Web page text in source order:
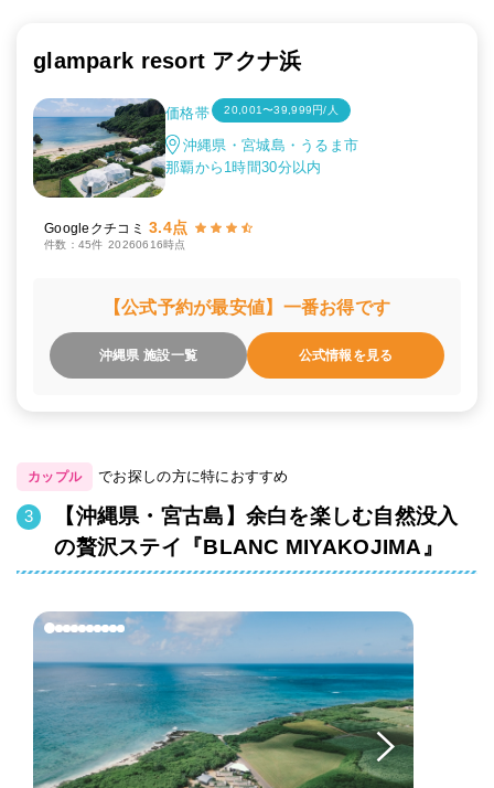
glampark resort アクナ浜
価格帯 20,001〜39,999円/人
沖縄県・宮城島・うるま市
那覇から1時間30分以内
Googleクチコミ 3.4点
件数：45件 20260616時点
【公式予約が最安値】一番お得です
沖縄県 施設一覧 公式情報を見る
カップル でお探しの方に特におすすめ
【沖縄県・宮古島】余白を楽しむ自然没入
の贅沢ステイ『BLANC MIYAKOJIMA』